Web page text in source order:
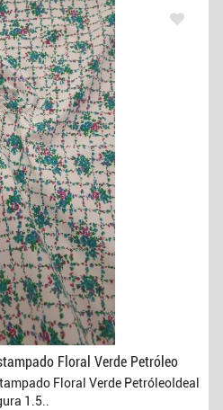
Floral Verde Petróleo
Floral Verde PetróleoIdeal
1.5..